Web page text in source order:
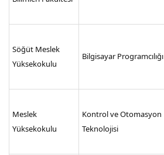
Söğüt Meslek
Yüksekokulu
Bilgisayar Programcılığı
Meslek
Yüksekokulu
Kontrol ve Otomasyon
Teknolojisi